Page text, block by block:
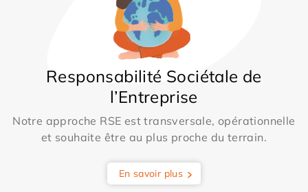
Responsabilité Sociétale de
l’Entreprise
Notre approche RSE est transversale, opérationnelle
et souhaite être au plus proche du terrain.
En savoir plus